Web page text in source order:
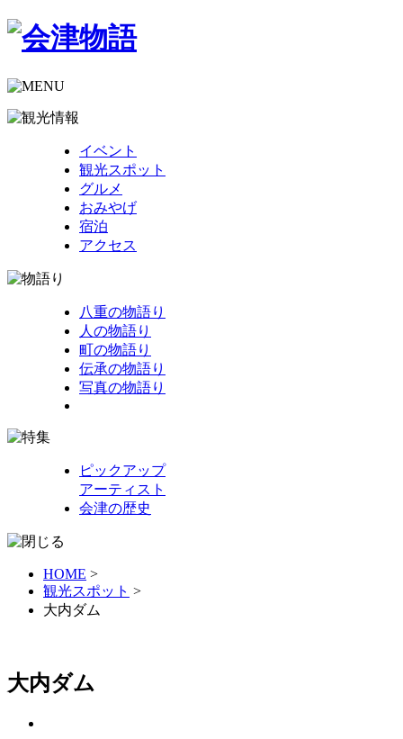
イベント
観光スポット
グルメ
おみやげ
宿泊
アクセス
八重の物語り
人の物語り
町の物語り
伝承の物語り
写真の物語り
ピックアップ
アーティスト
会津の歴史
HOME >
観光スポット >
大内ダム
大内ダム